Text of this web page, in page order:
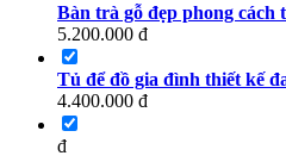
Bàn trà gỗ đẹp phong cách
5.200.000 đ
Tủ để đồ gia đình thiết kế
4.400.000 đ
đ